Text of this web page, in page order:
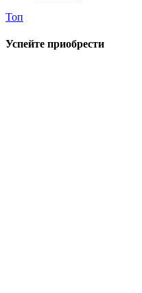
Топ
Успейте приобрести